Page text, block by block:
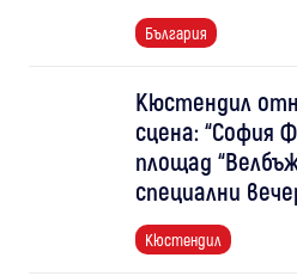
България
Кюстендил
сцена: “София
площад
специални
Кюстендил